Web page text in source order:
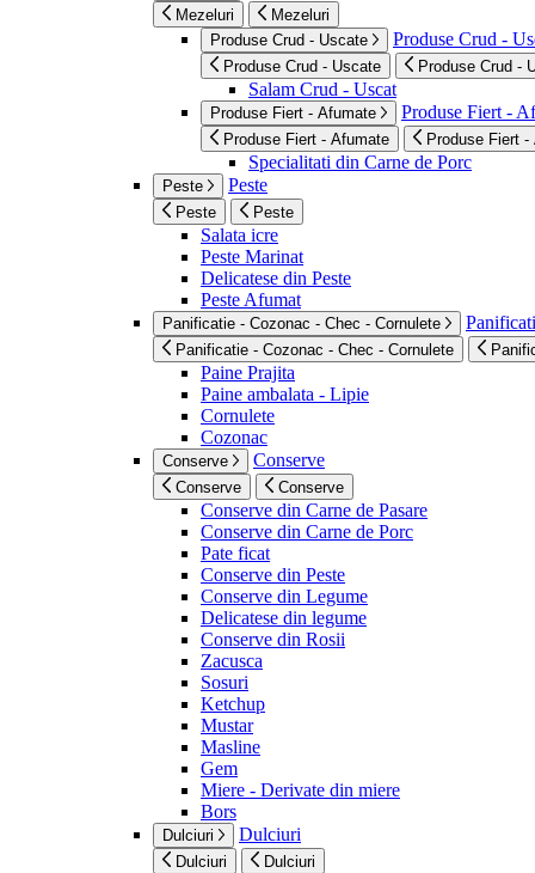
Mezeluri
Mezeluri
Produse Crud - Uscate
Produse Crud -
Produse Crud - Uscate Produse Crud -
Salam Crud - Uscat
Produse Fiert - Afumate Produse Fiert -
Produse Fiert - Afumate Produse Fiert -
Specialitati din Carne de Porc
Peste Peste
Peste Peste
Salata icre
Peste Marinat
Delicatese din Peste
Peste Afumat
Panificatie - Cozonac - Chec - Cornulete
Panificatie - Cozonac - Chec - Cornulete
Paine Prajita
Paine ambalata - Lipie
Cornulete
Cozonac
Conserve Conserve
Conserve Conserve
Conserve din Carne de Pasare
Conserve din Carne de Porc
Pate ficat
Conserve din Peste
Conserve din Legume
Delicatese din legume
Conserve din Rosii
Zacusca
Sosuri
Ketchup
Mustar
Masline
Gem
Miere - Derivate din miere
Bors
Dulciuri Dulciuri
Dulciuri Dulciuri